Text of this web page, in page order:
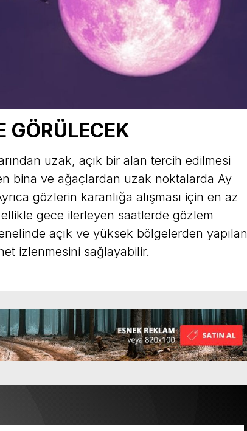
GÖRÜLECEK
uzak, açık bir alan tercih edilmesi
bina ve ağaçlardan uzak noktalarda Ay
gözlerin karanlığa alışması için en az
gece ilerleyen saatlerde gözlem
açık ve yüksek bölgelerden yapılan
izlenmesini sağlayabilir.